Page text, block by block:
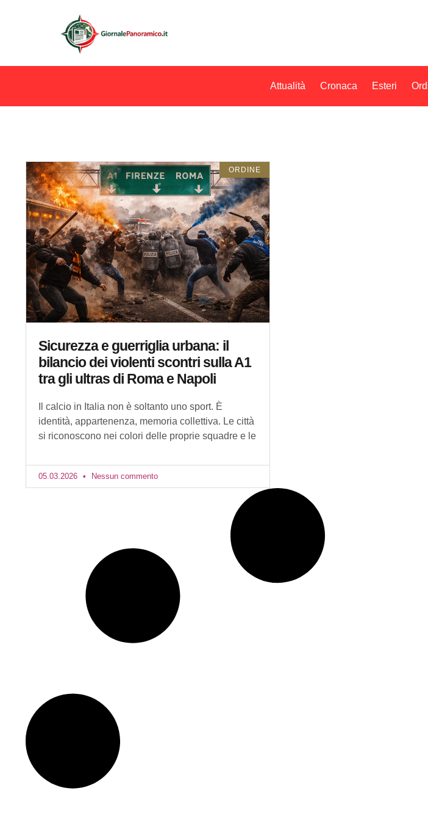
Attualità Cronaca Esteri
ORDINE
Sicurezza e guerriglia urbana: il
bilancio dei violenti scontri sulla A1
tra gli ultras di Roma e Napoli
Il calcio in Italia non è soltanto uno sport. È
identità, appartenenza, memoria collettiva. Le città
si riconoscono nei colori delle proprie squadre e le
05.03.2026 Nessun commento